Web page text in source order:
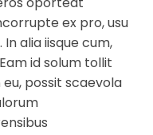
ex pro, usu
alia iisque cum,
id solum tollit
possit scaevola